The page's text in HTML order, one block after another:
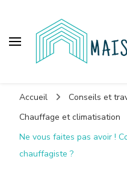
Accueil
Conseils et
Chauffage et climatisation
Ne vous faites pas avoir !
chauffagiste ?